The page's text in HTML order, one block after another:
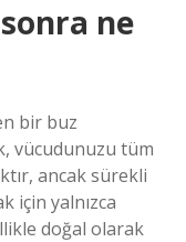
ne
bir buz
vücudunuzu tüm
ancak sürekli
için yalnızca
doğal olarak